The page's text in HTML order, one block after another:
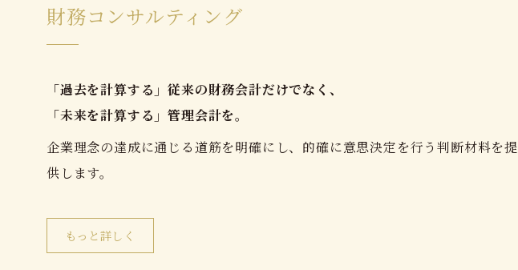
財務コンサルティング
「過去を計算する」従来の財務会計だけでなく、
「未来を計算する」管理会計を。
企業理念の達成に通じる道筋を明確にし、的確に意思決定を行う判断材料を提
供します。
もっと詳しく